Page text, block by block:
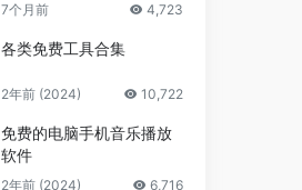
7个月前 4,723
各类免费工具合集
2年前 (2024) 10,722
免费的电脑手机音乐播放
软件
2年前 (2024) 6,716